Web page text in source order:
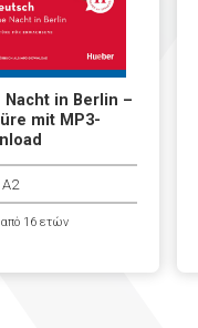
Nacht in Berlin –
mit MP3-
A2
από 16 ετών